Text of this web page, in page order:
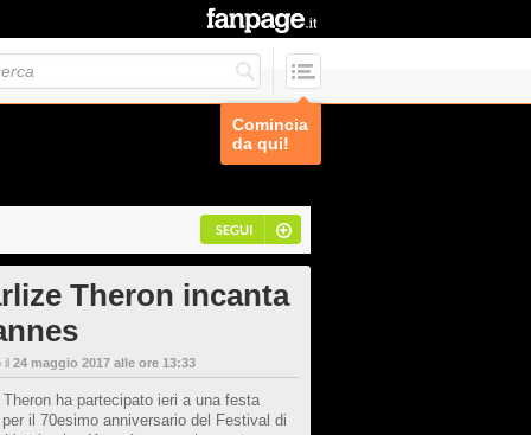
Comincia
da qui!
SEGUI
Theron incanta
il 24 maggio 2017 alle ore 13:33
ha partecipato ieri a una festa
il 70esimo anniversario del Festival di